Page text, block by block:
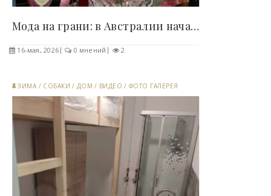
Мода на грани: в Австралии начали продавать бельё..
16-мая, 2026 0 мнений 2
ЗИМА / СОБАКИ / ДОМ / ВИДЕО / ФОТО ГАЛЕРЕЯ